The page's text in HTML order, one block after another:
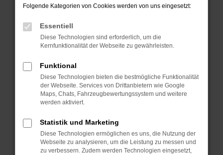
deine Suchmaschine?
Prüfe deine Browsererweiterungen.
Manche Erweiterungen, wie Werbeblocker,
können das Laden bestimmter Seiten
anderen Browser oder in einem privaten
Fenster?
Starte dein Gerät neu.
vorübergehende Probleme zu beheben.
Stelle sicher, dass dein Browser und dein
Betriebssystem auf dem neuesten Stand
Folgende Kategorien von Cookies werden von uns eingesetzt:
Essentiell
Diese Technologien sind erforderlich, um die
Kernfunktionalität der Webseite zu gewährleisten.
Funktional
Diese Technologien bieten die bestmögliche Funktionalität
der Webseite. Services von Drittanbietern wie Google
Maps, Chats, Fahrzeugbewertungssystem und weitere
werden aktiviert.
Statistik und Marketing
Diese Technologien ermöglichen es uns, die Nutzung der
Webseite zu analysieren, um die Leistung zu messen und
zu verbessern. Zudem werden Technologien eingesetzt,